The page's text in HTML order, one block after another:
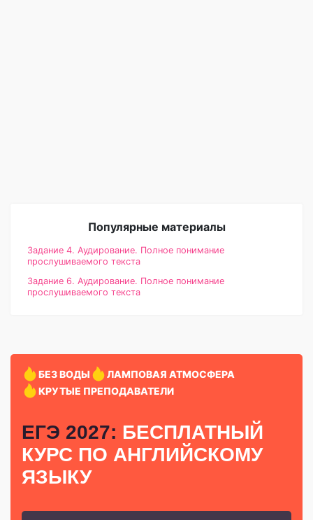
Популярные материалы
Задание 4. Аудирование. Полное понимание
прослушиваемого текста
Задание 6. Аудирование. Полное понимание
прослушиваемого текста
БЕЗ ВОДЫ
ЛАМПОВАЯ АТМОСФЕРА
КРУТЫЕ ПРЕПОДАВАТЕЛИ
ЕГЭ 2027: БЕСПЛАТНЫЙ
КУРС ПО АНГЛИЙСКОМУ
ЯЗЫКУ